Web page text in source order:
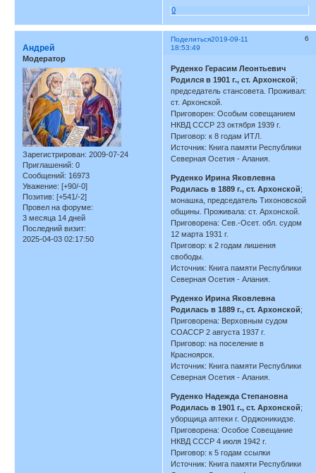
0
Поделиться 6
2019-09-11
18:53:49
Андрей
Модератор
Зарегистрирован: 2009-07-24
Приглашений: 0
Сообщений: 16973
Уважение: [+90/-0]
Позитив: [+541/-2]
Провел на форуме:
3 месяца 14 дней
Последний визит:
2025-04-03 02:17:50
Руденко Герасим Леонтьевич
Родился в 1901 г., ст. Архонской;
председатель стансовета. Проживал:
ст. Архонской.
Приговорен: Особым совещанием
НКВД СССР 23 октября 1939 г.
Приговор: к 8 годам ИТЛ.
Источник: Книга памяти Республики
Северная Осетия - Алания.
Руденко Ирина Яковлевна
Родилась в 1889 г., ст. Архонской;
монашка, председатель Тихоновской
общины. Проживала: ст. Архонской.
Приговорена: Сев.-Осет. обл. судом
12 марта 1931 г.
Приговор: к 2 годам лишения
свободы.
Источник: Книга памяти Республики
Северная Осетия - Алания.
Руденко Ирина Яковлевна
Родилась в 1889 г., ст. Архонской;
Приговорена: Верховным судом
СОАССР 2 августа 1937 г.
Приговор: на поселение в
Красноярск.
Источник: Книга памяти Республики
Северная Осетия - Алания.
Руденко Надежда Степановна
Родилась в 1901 г., ст. Архонской;
уборщица аптеки г. Орджоникидзе.
Приговорена: Особое Совещание
НКВД СССР 4 июля 1942 г.
Приговор: к 5 годам ссылки
Источник: Книга памяти Республики